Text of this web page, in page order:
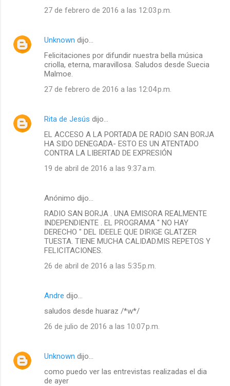
27 de febrero de 2016 a las 12:03 p.m.
Unknown dijo…
Felicitaciones por difundir nuestra bella música
criolla, eterna, maravillosa. Saludos desde Suecia
Malmoe.
27 de febrero de 2016 a las 12:04 p.m.
Rita de Jesús dijo…
EL ACCESO A LA PORTADA DE RADIO SAN BORJA
HA SIDO DENEGADA- ESTO ES UN ATENTADO
CONTRA LA LIBERTAD DE EXPRESIÓN
19 de abril de 2016 a las 9:37 a.m.
Anónimo dijo…
RADIO SAN BORJA . UNA EMISORA REALMENTE
INDEPENDIENTE . EL PROGRAMA " NO HAY
DERECHO " DEL IDEELE QUE DIRIGE GLATZER
TUESTA. TIENE MUCHA CALIDAD.MIS REPETOS Y
FELICITACIONES.
26 de abril de 2016 a las 5:35 p.m.
Andre dijo…
saludos desde huaraz /*w*/
26 de julio de 2016 a las 10:07 p.m.
Unknown dijo…
como puedo ver las entrevistas realizadas el dia
de ayer